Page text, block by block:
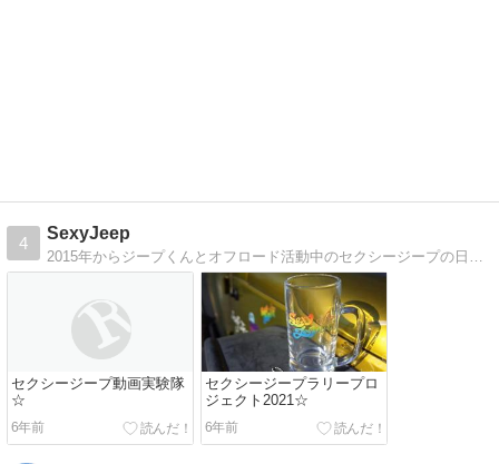
4
SexyJeep
2015年からジープくんとオフロード活動中のセクシージープの日々の記録☆2018年ラリードライバーデビュー！ビキニで高速道路全走破プロジェクト継続中。道フェチ
セクシージープ動画実験隊
☆
6年前
セクシージープラリープロ
ジェクト2021☆
6年前